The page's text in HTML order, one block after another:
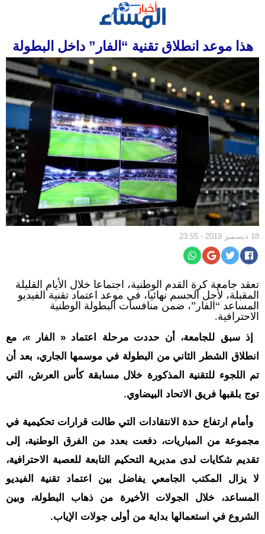
سياسة
مجتمع
إقتصاد
أخبار
الجالية
جهات
ثقافة
و
فن
رياضة
المرأة
حوادث
قناة
اخبار
المساء
هذا موعد انطلاق تقنية “الفار” داخل البطولة
18 ديسمبر 2019 - 23:55
تعقد جامعة كرة القدم الوطنية، اجتماعا خلال الأيام القليلة
المقبلة، لأجل الحسم نهائيا، في موعد اعتماد تقنية الفيديو
المساعد “الفار”، ضمن منافسات البطولة الوطنية
الاحترافية.
إذ سبق للجامعة، أن حددت مرحلة اعتماد « الفار »، مع
انطلاق الشطر الثاني من البطولة في موسمها الجاري، بعد أن
تم اللجوء للتقنية المذكورة خلال مسابقة كأس العرش، التي
توج بلقبها فريق الاتحاد البيضاوي.
وأمام ارتفاع حدة الانتقادات التي طالت قرارات تحكيمية في
مجموعة من المباريات، دفعت بعدد من الفرق الوطنية، إلى
تقديم شكايات لدى مديرية التحكيم التابعة للعصبة الاحترافية،
لا يزال المكتب الجامعي يفاضل بين اعتماد تقنية الفيديو
المساعد، خلال الجولات الأخيرة من ذهاب البطولة، وبين
الشروع في استعمالها بداية من أولى جولات الإياب.